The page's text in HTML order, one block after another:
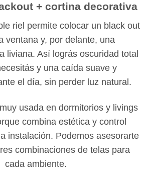
+ cortina decorativa
riel permite colocar un black out
ventana y, por delante, una
liviana. Así lográs oscuridad total
y una caída suave y
el día, sin perder luz natural.
usada en dormitorios y livings
combina estética y control
instalación. Podemos asesorarte
combinaciones de telas para
cada ambiente.